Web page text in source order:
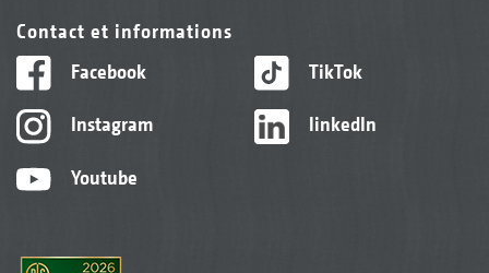
Contact et informations
Facebook
Instagram
Youtube
TikTok
linkedIn